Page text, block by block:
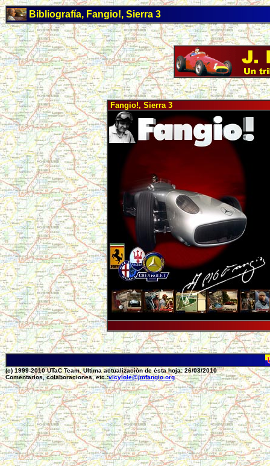
Bibliografía, Fangio!, Sierra 3
Fangio!, Sierra 3
(c) 1999-2010 UTaC Team. Ultima actualización de ésta hoja: 26/03/2010
Comentarios, colaboraciones, etc.:vicylole@jmfangio.org